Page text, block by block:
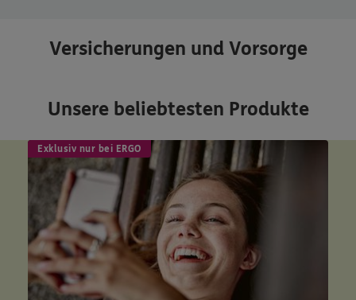
Versicherungen und Vorsorge
Unsere beliebtesten Produkte
Exklusiv nur bei ERGO